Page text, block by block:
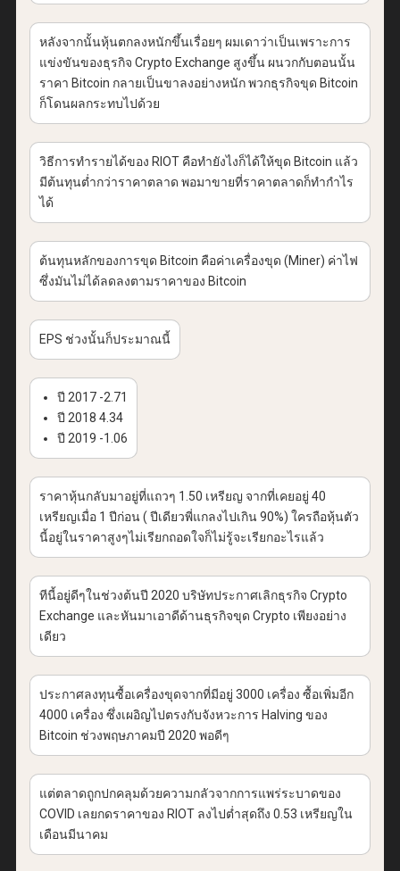
หลังจากนั้นหุ้นตกลงหนักขึ้นเรื่อยๆ ผมเดาว่าเป็นเพราะการ
แข่งขันของธุรกิจ Crypto Exchange สูงขึ้น ผนวกกับตอนนั้น
ราคา Bitcoin กลายเป็นขาลงอย่างหนัก พวกธุรกิจขุด Bitcoin
ก็โดนผลกระทบไปด้วย
วิธีการทำรายได้ของ RIOT คือทำยังไงก็ได้ให้ขุด Bitcoin แล้ว
มีต้นทุนต่ำกว่าราคาตลาด พอมาขายที่ราคาตลาดก็ทำกำไร
ได้
ต้นทุนหลักของการขุด Bitcoin คือค่าเครื่องขุด (Miner) ค่าไฟ
ซึ่งมันไม่ได้ลดลงตามราคาของ Bitcoin
EPS ช่วงนั้นก็ประมาณนี้
ปี 2017 -2.71
ปี 2018 4.34
ปี 2019 -1.06
ราคาหุ้นกลับมาอยู่ที่แถวๆ 1.50 เหรียญ จากที่เคยอยู่ 40
เหรียญเมื่อ 1 ปีก่อน ( ปีเดียวพี่แกลงไปเกิน 90%) ใครถือหุ้นตัว
นี้อยู่ในราคาสูงๆไม่เรียกถอดใจก็ไม่รู้จะเรียกอะไรแล้ว
ทีนี้อยู่ดีๆในช่วงต้นปี 2020 บริษัทประกาศเลิกธุรกิจ Crypto
Exchange และหันมาเอาดีด้านธุรกิจขุด Crypto เพียงอย่าง
เดียว
ประกาศลงทุนซื้อเครื่องขุดจากที่มีอยู่ 3000 เครื่อง ซื้อเพิ่มอีก
4000 เครื่อง ซึ่งเผอิญไปตรงกับจังหวะการ Halving ของ
Bitcoin ช่วงพฤษภาคมปี 2020 พอดีๆ
แต่ตลาดถูกปกคลุมด้วยความกลัวจากการแพร่ระบาดของ
COVID เลยกดราคาของ RIOT ลงไปต่ำสุดถึง 0.53 เหรียญใน
เดือนมีนาคม